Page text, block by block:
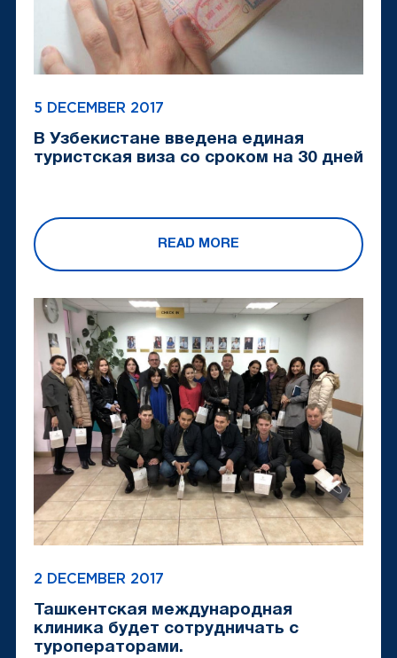
5 DECEMBER 2017
В Узбекистане введена единая
туристская виза со сроком на 30 дней
READ MORE
2 DECEMBER 2017
Ташкентская международная
клиника будет сотрудничать с
туроператорами.